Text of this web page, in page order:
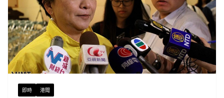
即時 港聞